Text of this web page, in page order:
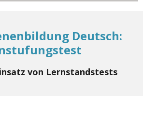
Deutsch:
von Lernstandstests